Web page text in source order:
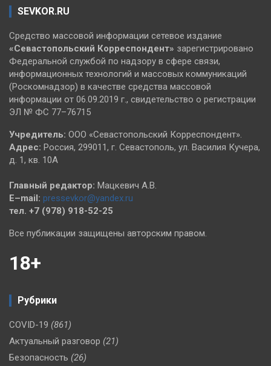
SEVKOR.RU
Средство массовой информации сетевое издание
«Севастопольский Корреспондент» зарегистрировано
Федеральной службой по надзору в сфере связи,
информационных технологий и массовых коммуникаций
(Роскомнадзор) в качестве средства массовой
информации от 06.09.2019 г., свидетельство о регистрации
ЭЛ № ФС 77–76715
Учредитель: ООО «Севастопольский Корреспондент».
Адрес: Россия, 299011, г. Севастополь, ул. Василия Кучера,
д. 1, кв. 10А
Главный редактор: Мацкевич А.В.
E–mail: pressevkor@yandex.ru
тел. +7 (978) 918-52-25
Все публикации защищены авторским правом.
18+
Рубрики
COVID-19 (861)
Актуальный разговор (21)
Безопасность (26)